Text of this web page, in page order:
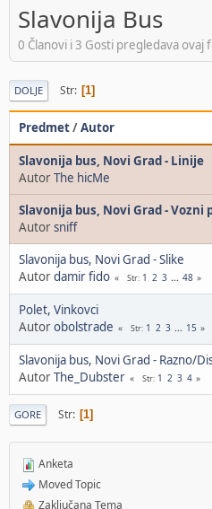
Slavonija Bus
0 Članovi i 3 Gosti pregledava ovaj
DOLJE Str 1
Predmet/Autor
Slavonija bus, Novi Grad - Linije
AutorThe hicMe
Slavonija bus, Novi Grad - Vozni
Autorsniff
Slavonija bus, Novi Grad - Slike
Autordamir fido Str 1 2 3 ... 48
Polet, Vinkovci
Autorobolstrade Str 1 2 3 ... 15
Slavonija bus, Novi Grad - Razno/
AutorThe_Dubster Str 1 2 3 4
GORE Str 1
Anketa
Moved Topic
Zaključana Tema